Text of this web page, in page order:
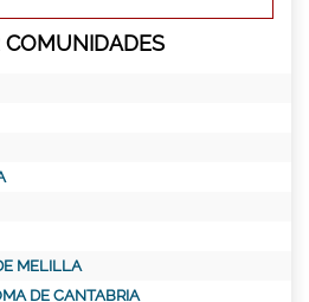
COMUNIDADES
MELILLA
DE CANTABRIA